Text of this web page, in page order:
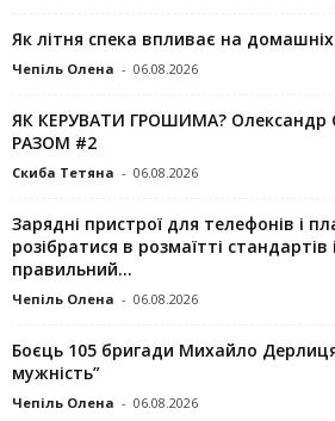
Як літня спека впливає на
Чепіль Олена - 06.08.2026
ЯК КЕРУВАТИ ГРОШИМА?
РАЗОМ #2
Скиба Тетяна - 06.08.2026
Зарядні пристрої для телефонів і
розібратися в розмаїтті стандартів
правильний...
Чепіль Олена - 06.08.2026
Боєць 105 бригади Михайло
мужність”
Чепіль Олена - 06.08.2026